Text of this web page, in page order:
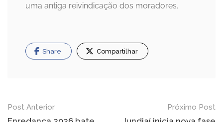
uma antiga reivindicação dos moradores.
Share Compartilhar
Navegação
Post Anterior Próximo Post